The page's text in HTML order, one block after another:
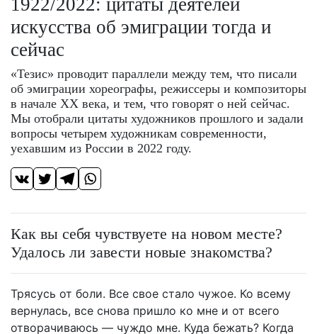
1922/2022: цитаты деятелей
искусства об эмиграции тогда и
сейчас
«Тезис» проводит параллели между тем, что писали
об эмиграции хореографы, режиссеры и композиторы
в начале XX века, и тем, что говорят о ней сейчас.
Мы отобрали цитаты художников прошлого и задали
вопросы четырем художникам современности,
уехавшим из России в 2022 году.
Как вы себя чувствуете на новом месте?
Удалось ли завести новые знакомства?
Трясусь от боли. Все свое стало чужое. Ко всему
вернулась, все снова пришло ко мне и от всего
отворачиваюсь — чуждо мне. Куда бежать? Когда